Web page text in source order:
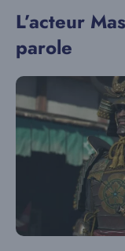
L’acteur
parole